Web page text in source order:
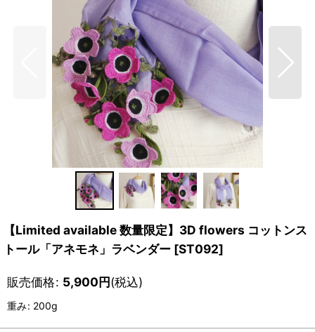
【Limited available 数量限定】3D flowers コットンス
トール「アネモネ」ラベンダー [ST092]
販売価格: 5,900円(税込)
重み: 200g